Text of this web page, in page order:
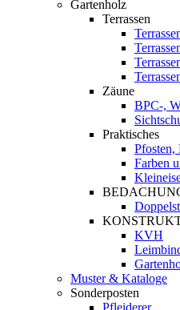
Gartenholz
Terrassen
Zäune
BPC-,
Praktisches
Pfosten,
Farben
KVH
Muster & Kataloge
Sonderposten
Pfleiderer